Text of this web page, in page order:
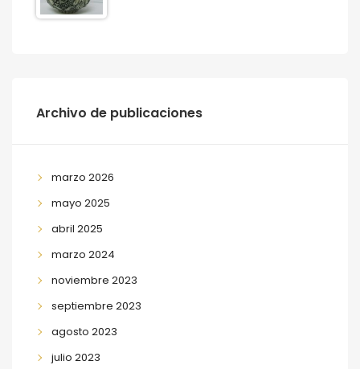
Archivo de publicaciones
marzo 2026
mayo 2025
abril 2025
marzo 2024
noviembre 2023
septiembre 2023
agosto 2023
julio 2023